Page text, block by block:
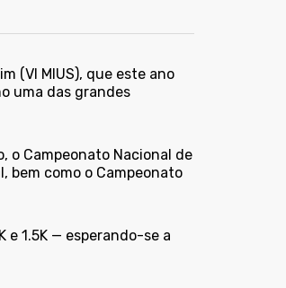
(VI MIUS), que este ano
uma das grandes
o Campeonato Nacional de
bem como o Campeonato
e 1.5K — esperando-se a